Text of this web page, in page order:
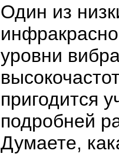
Один из
уровни
пригодится
подробней
Думаете,